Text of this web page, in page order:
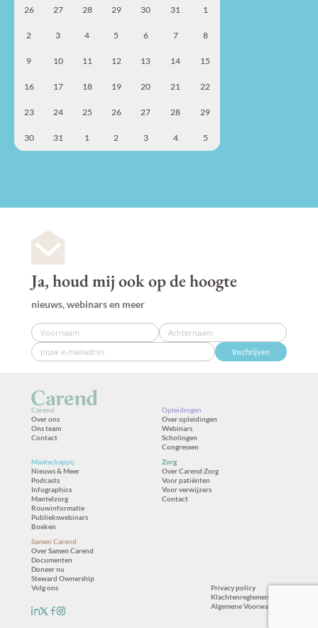
26 27 28 29 30 31 1
2 3 4 5 6 7 8
9 10 11 12 13 14 15
16 17 18 19 20 21 22
23 24 25 26 27 28 29
30 31 1 2 3 4 5
Ja, houd mij ook op de hoogte
nieuws, webinars en meer
Inschrijven
Carend
Over ons
Ons team
Contact
Opleidingen
Over opleidingen
Webinars
Scholingen
Congressen
Maatschappij
Nieuws & Meer
Podcasts
Infographics
Mantelzorg
Rouwinformatie
Publiekswebinars
Boeken
Zorg
Over Carend Zorg
Voor patiënten
Voor verwijzers
Contact
Samen Carend
Over Samen Carend
Documenten
Doneer nu
Steward Ownership
Volg ons
Privacy policy
Klachtenreglement
Algemene Voorwaarden